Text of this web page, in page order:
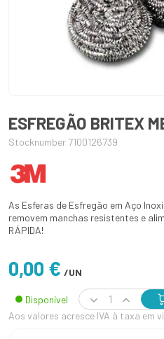
ESFREGÃO BRITEX
Stocknumber 7100126739
As Esferas de Esfregão em Aço
removem manchas resistentes e
RÁPIDA!
0,00 € /UN
Disponível
Aos valores acresce IVA à taxa em